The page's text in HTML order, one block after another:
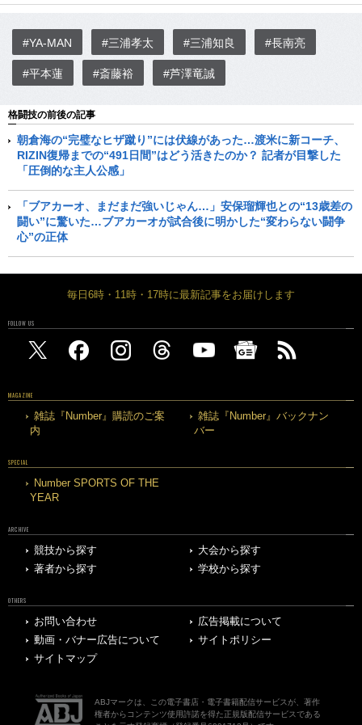
#YA-MAN #三浦孝太 #三浦知良 #長南亮
#平本蓮 #斎藤裕 #芦澤竜誠
格闘技の前後の記事
朝倉海の“完璧なヒザ蹴り”には伏線があった…渡米に新コーチ、
RIZIN復帰までの“491日間”はどう活きたのか？ 記者が目撃した
「圧倒的な主人公感」
「ブアカーオ、まだまだ強いじゃん…」安保瑠輝也との“13歳差の
闘い”に驚いた…ブアカーオが試合後に明かした“変わらない闘争
心”の正体
毎日6時・11時・17時に最新記事をお届けします
FOLLOW US
MAGAZINE
雑誌『Number』購読のご案
内
雑誌『Number』バックナン
バー
SPECIAL
Number SPORTS OF THE
YEAR
ARCHIVE
競技から探す
大会から探す
著者から探す
学校から探す
OTHERS
お問い合わせ
広告掲載について
動画・バナー広告について
サイトポリシー
サイトマップ
ABJマークは、この電子書店・電子書籍配信サービスが、著作
権者からコンテンツ使用許諾を得た正規版配信サービスである